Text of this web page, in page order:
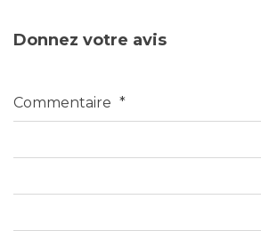
Donnez votre avis
Commentaire *